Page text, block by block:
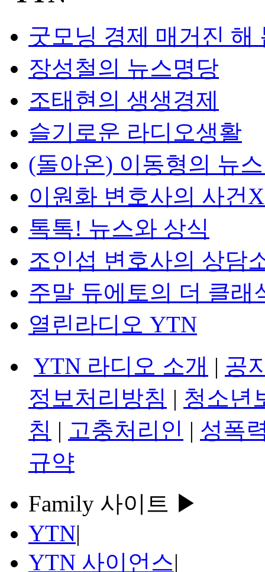
굿모닝 경제 매거진 해
장성철의 뉴스명당
조태현의 생생경제
슬기로운 라디오생활
(돌아온) 이동형의 뉴
이원화 변호사의 사건
톡톡! 뉴스와 상식
조인섭 변호사의 상담
주말 듀에토의 더 클래
열린라디오 YTN
YTN 라디오 소개 | 공
정보처리방침 | 청소년
침 | 고충처리인 | 성폭
규약
Family 사이트 ▶
YTN|
YTN 사이언스|